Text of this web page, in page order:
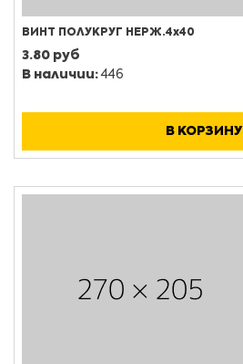
ВИНТ ПОЛУКРУГ НЕРЖ.4х40
3.80 руб
В наличии:446
В КОРЗИНУ